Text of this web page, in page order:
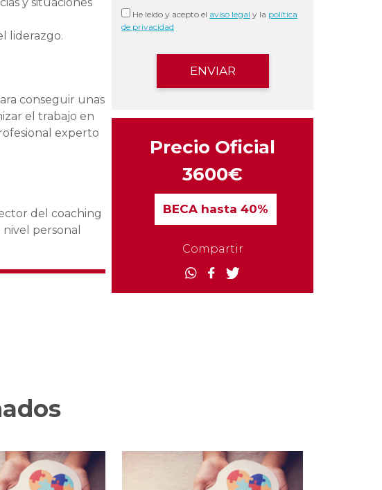
liderazgo.
conseguir unas
el trabajo en
experto
del coaching
personal
He leído y acepto el aviso legal y la política
de privacidad
Precio Oficial
3600€
BECAhasta 40%
Compartir